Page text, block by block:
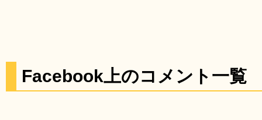
Facebook上のコメント一覧